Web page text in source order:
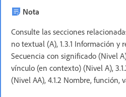
Nota
Consulte las secciones
no textual (A), 1.3.1 Información y
Secuencia con significado (Nivel
vínculo (en contexto) (Nivel A),
(Nivel AA), 4.1.2 Nombre, función,